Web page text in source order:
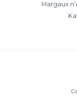
Margaux